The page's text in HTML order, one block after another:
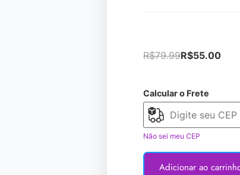
R$79.99R$55.00
Calcular o Frete
Não sei meu CEP
Adicionar ao